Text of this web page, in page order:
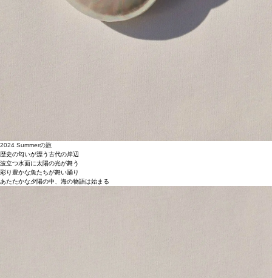
2024 Summerの旅
歴史の匂いが漂う古代の岸辺
波立つ水面に太陽の光が舞う
彩り豊かな魚たちが舞い踊り
あたたかな夕陽の中、海の物語は始まる